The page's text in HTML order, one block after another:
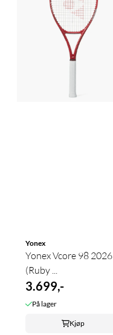
Yonex
Yonex Vcore 98 2026
(Ruby ...
3.699,-
På lager
Kjøp